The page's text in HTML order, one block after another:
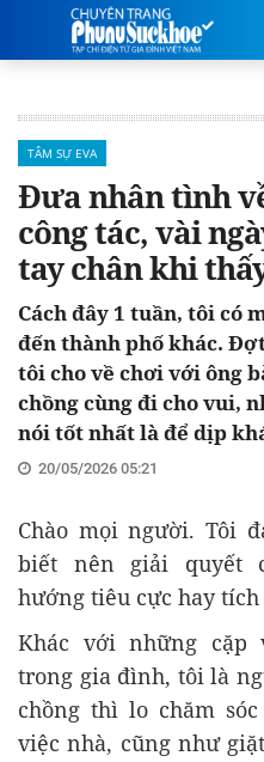
TÂM SỰ EVA
Đưa nhân tình
công tác, vài
tay chân khi
Cách đây 1 tuần, tôi có
đến thành phố khác.
tôi cho về chơi với ông
chồng cùng đi cho vui,
nói tốt nhất là để dịp
20/05/2026 05:21
Chào mọi người. Tôi
biết nên giải quyết
hướng tiêu cực hay tích
Khác với những cặp
trong gia đình, tôi là
chồng thì lo chăm
việc nhà, cũng như